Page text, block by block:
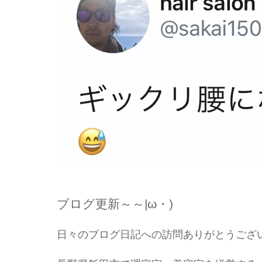
ブログ更新～～|ω・)
日々のブログ日記への訪問ありがとうござ